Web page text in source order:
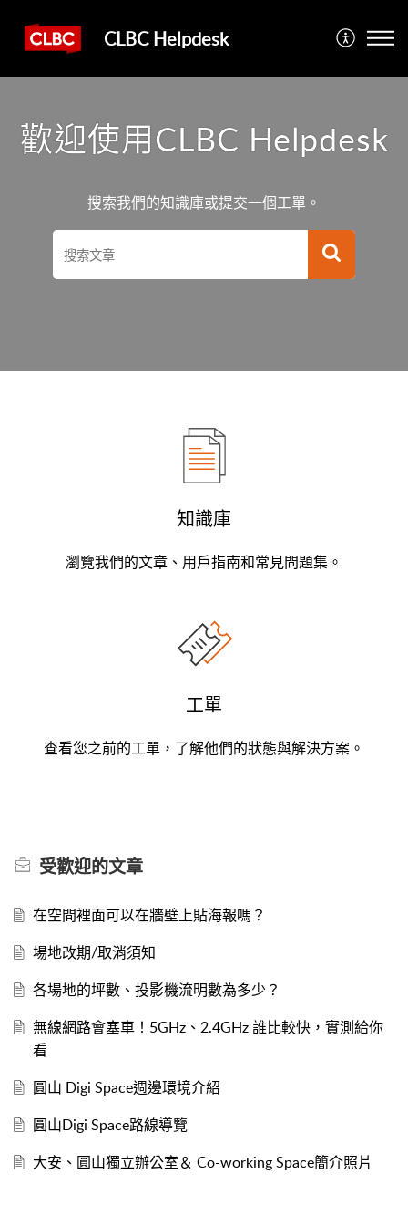
CLBC Helpdesk
歡迎使用CLBC Helpdesk
搜索我們的知識庫或提交一個工單。
知識庫
瀏覽我們的文章、用戶指南和常見問題集。
工單
查看您之前的工單，了解他們的狀態與解決方案。
受歡迎的文章
在空間裡面可以在牆壁上貼海報嗎？
場地改期/取消須知
各場地的坪數、投影機流明數為多少？
無線網路會塞車！5GHz、2.4GHz 誰比較快，實測給你
看
圓山 Digi Space週邊環境介紹
圓山Digi Space路線導覽
大安、圓山獨立辦公室＆ Co-working Space簡介照片